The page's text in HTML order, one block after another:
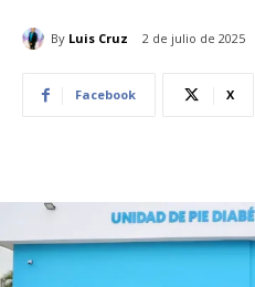
By Luis Cruz 2 de julio de 2025
Facebook X